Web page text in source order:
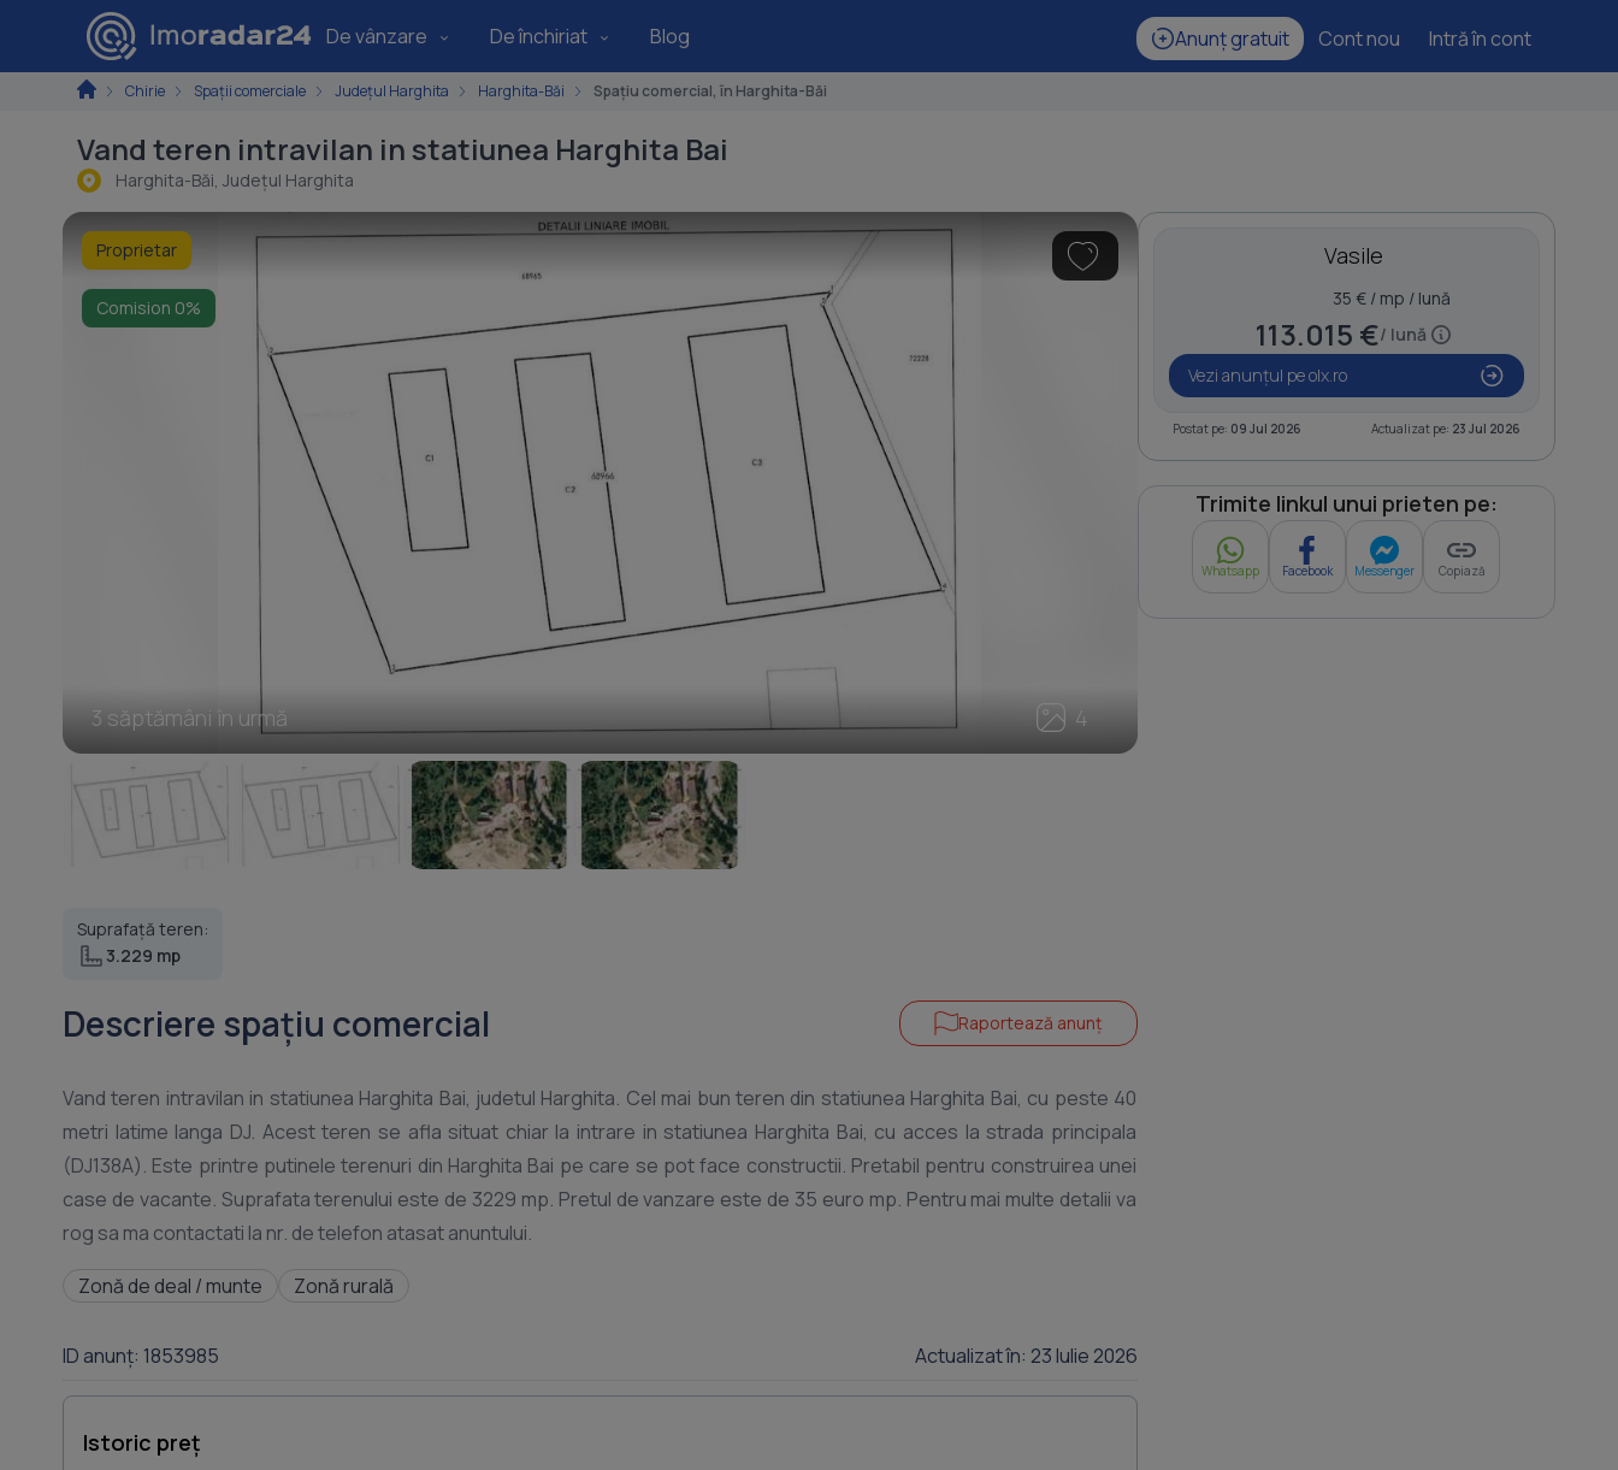
De vânzare De închiriat Blog Anunț gratuit Cont nou Intră în cont
Chirie Spaţii comerciale Județul Harghita Harghita-Băi Spațiu comercial, în Harghita-Băi
Vand teren intravilan in statiunea Harghita Bai
Harghita-Băi, Judeţul Harghita
3 săptămâni în urmă 4
4
Proprietar
Comision 0%
Suprafață teren:
3.229 mp
Descriere spațiu comercial Raportează anunț
Vand teren intravilan in statiunea Harghita Bai, judetul Harghita. Cel mai bun teren din statiunea Harghita Bai, cu peste 40
metri latime langa DJ. Acest teren se afla situat chiar la intrare in statiunea Harghita Bai, cu acces la strada principala
(DJ138A). Este printre putinele terenuri din Harghita Bai pe care se pot face constructii. Pretabil pentru construirea unei
case de vacante. Suprafata terenului este de 3229 mp. Pretul de vanzare este de 35 euro mp. Pentru mai multe detalii va
Zonă de deal / munte
Zonă rurală
Actualizat în: 23 Iulie 2026
ID anunț: 1853985
Istoric preț
Vasile
35 € / mp / lună
113.015 €/ lună
Vezi anunțul pe olx.ro
Postat pe: 09 Jul 2026 Actualizat pe: 23 Jul 2026
Trimite linkul unui prieten pe:
Whatsapp Facebook Messenger Copiază